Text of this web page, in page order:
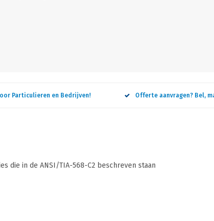
Particulieren en Bedrijven! Offerte aanvragen? Bel,
die in de ANSI/TIA-568-C2 beschreven staan